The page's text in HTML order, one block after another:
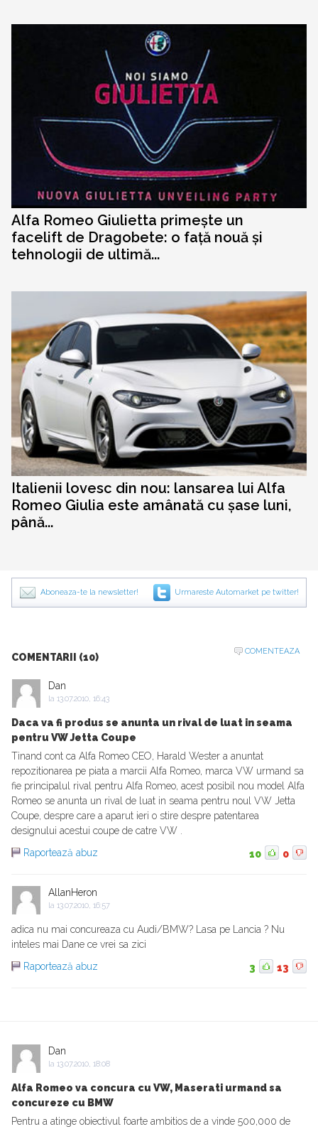
Alfa Romeo Giulietta primește un
facelift de Dragobete: o față nouă și
tehnologii de ultimă...
Italienii lovesc din nou: lansarea lui Alfa
Romeo Giulia este amânată cu șase luni,
până...
Aboneaza-te la newsletter! Urmareste Automarket pe twitter!
COMENTARII (10)
COMENTEAZA
Dan
la 13.07.2010, 16:43
Daca va fi produs se anunta un rival de luat in seama
pentru VW Jetta Coupe
Tinand cont ca Alfa Romeo CEO, Harald Wester a anuntat
repozitionarea pe piata a marcii Alfa Romeo, marca VW urmand sa
fie principalul rival pentru Alfa Romeo, acest posibil nou model Alfa
Romeo se anunta un rival de luat in seama pentru noul VW Jetta
Coupe, despre care a aparut ieri o stire despre patentarea
designului acestui coupe de catre VW .
Raportează abuz
10 0
AllanHeron
la 13.07.2010, 16:57
adica nu mai concureaza cu Audi/BMW? Lasa pe Lancia ? Nu
inteles mai Dane ce vrei sa zici
Raportează abuz
3 13
Dan
la 13.07.2010, 18:08
Alfa Romeo va concura cu VW, Maserati urmand sa
concureze cu BMW
Pentru a atinge obiectivul foarte ambitios de a vinde 500,000 de